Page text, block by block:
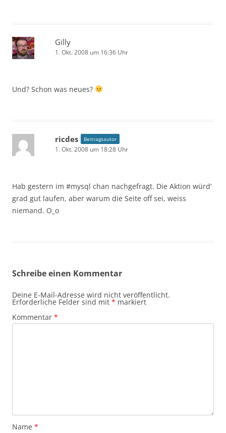
Gilly
1. Okt. 2008 um 16:36 Uhr
Und? Schon was neues?
ricdes Beitragsautor
1. Okt. 2008 um 18:28 Uhr
Hab gestern im #mysql chan nachgefragt. Die Aktion würd‘
grad gut laufen, aber warum die Seite off sei, weiss
niemand. O_o
Schreibe einen Kommentar
Deine E-Mail-Adresse wird nicht veröffentlicht.
Erforderliche Felder sind mit * markiert
Kommentar *
Name *